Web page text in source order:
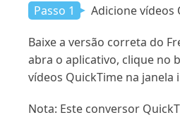
Passo 1 Adicione vídeos
Baixe a versão correta do
abra o aplicativo, clique no
vídeos QuickTime na janela
Nota: Este conversor